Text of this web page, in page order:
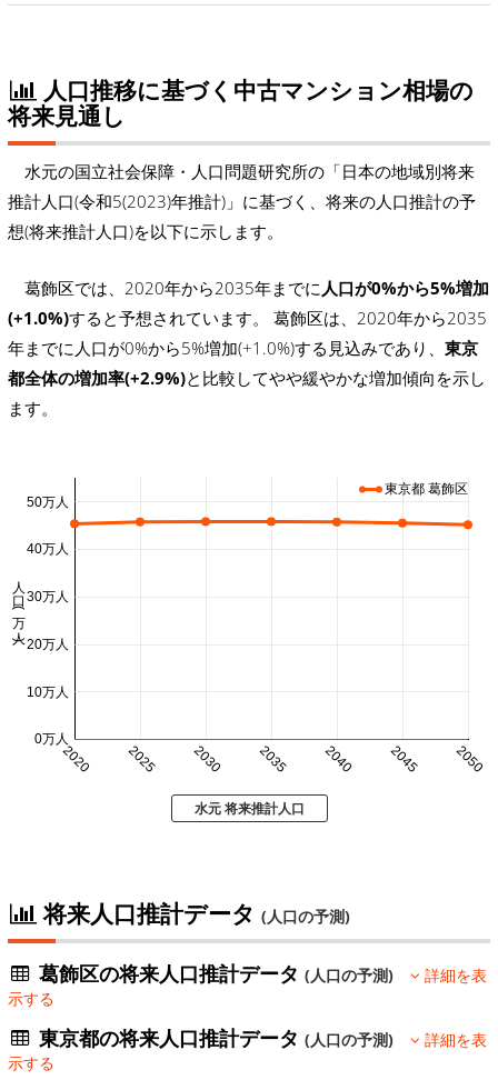
人口推移に基づく中古マンション相場の
将来見通し
水元の国立社会保障・人口問題研究所の「日本の地域別将来
推計人口(令和5(2023)年推計)」に基づく、将来の人口推計の予
想(将来推計人口)を以下に示します。
葛飾区では、2020年から2035年までに 人口が0%から5%増加
(+1.0%)すると予想されています。 葛飾区は、2020年から2035
年までに人口が0%から5%増加(+1.0%)する見込みであり、 東京
都全体の増加率(+2.9%)と比較してやや緩やかな増加傾向を示し
ます。
2020 2025 2030 2035 2040 2045 2050
0万人
10万人
20万人
30万人
40万人
50万人
人口 (万人)
東京都 葛飾区
水元 将来推計人口
将来人口推計データ (人口の予測)
葛飾区の将来人口推計データ(人口の予測)
詳細を表
示する
東京都の将来人口推計データ(人口の予測)
詳細を表
示する